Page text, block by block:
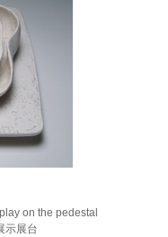
on the pedestal
示展台